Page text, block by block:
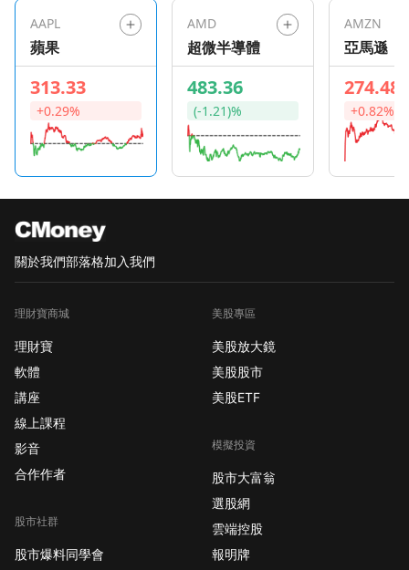
月行情」的棒，一邊又
被突發地緣風險拉回現
實。上週（2026 年第
一個交易日）美股收盤
走勢分歧：道瓊與標普
偏強、那指相對疲弱，
長天期美債殖利率也往
扯」：委內瑞拉地緣政
治與油市不確定性、
CES 2026 的 AI 供應鏈
台訊息）、以及12 月
就業報告對降息時點的
再定價。
https://image.cmoney.tw/attachment/blog/
5279-468d-9300-
e411aab0e34a.jpg
【📌 本週重大事件時
程（台灣時間）】 週一
PMI（12 月） 週二 1/6
行長黃仁勳 CES
AAPL
蘋果
313.33
+0.29%
AMD
超微半導體
483.36
(-1.21)%
AMZN
亞馬遜
274.48
+0.82%
關於我們部落格加入我們
理財寶商城
理財寶
軟體
講座
線上課程
影音
合作作者
股市社群
股市爆料同學會
美股專區
美股放大鏡
美股股市
美股ETF
模擬投資
股市大富翁
選股網
雲端控股
報明牌